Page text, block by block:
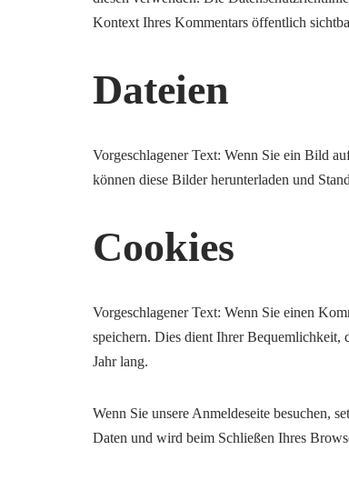
Kontext Ihres Kommentars öffentlich
Dateien
Vorgeschlagener Text: Wenn Sie ein Bild
können diese Bilder herunterladen und
Cookies
Vorgeschlagener Text: Wenn Sie einen
speichern. Dies dient Ihrer Bequemlichkeit,
Jahr lang.
Wenn Sie unsere Anmeldeseite besuchen,
Daten und wird beim Schließen Ihres